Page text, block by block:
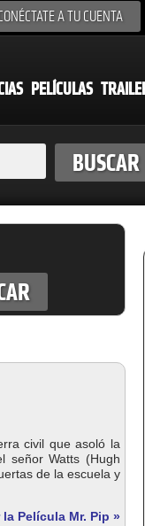
A TU CUENTA
PELÍCULAS
civil que asoló la
señor Watts (Hugh
de la escuela y
la Película Mr. Pip »